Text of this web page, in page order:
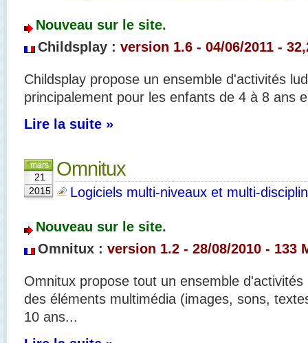
Nouveau sur le site.
Childsplay : version 1.6 - 04/06/2011 -
Childsplay propose un ensemble d'activités
principalement pour les enfants de 4 à 8 ans
Lire la suite »
mars
21
2015
Omnitux
Logiciels multi-niveaux et multi-
Nouveau sur le site.
Omnitux : version 1.2 - 28/08/2010 - 133
Omnitux propose tout un ensemble
des éléments multimédia (images, sons,
10 ans...